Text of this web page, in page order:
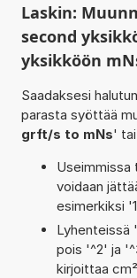
Laskin:
second
yksikköön
Saadaksesi
parasta syöttää
grft/s to mNs'
voidaan
esimerkiksi
Lyhenteissä
pois '^2' ja
kirjoittaa